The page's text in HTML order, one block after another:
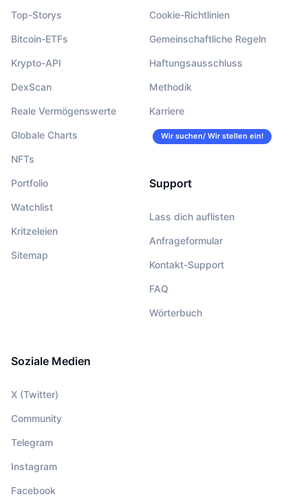
Top-Storys
Bitcoin-ETFs
Krypto-API
DexScan
Reale Vermögenswerte
Globale Charts
NFTs
Portfolio
Watchlist
Kritzeleien
Sitemap
Cookie-Richtlinien
Gemeinschaftliche Regeln
Haftungsausschluss
Methodik
Karriere
Wir suchen/ Wir stellen ein!
Support
Lass dich auflisten
Anfrageformular
Kontakt-Support
FAQ
Wörterbuch
Soziale Medien
X (Twitter)
Community
Telegram
Instagram
Facebook